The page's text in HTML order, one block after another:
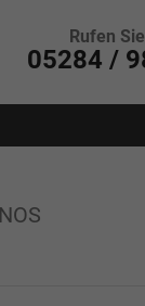
Rufen
05284 /